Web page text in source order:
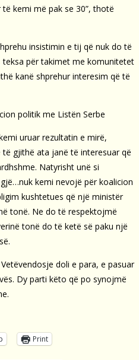
kemi më pak se 30”, thotë
insistimin e tij që nuk do të
teksa për takimet me komunitetet
kanë shprehur interesim që të
politik me Listën Serbe
uruar rezultatin e mirë,
gjithë ata janë të interesuar që
Natyrisht unë si
kemi nevojë për koalicion
kushtetues që një ministër
tonë. Ne do të respektojmë
tonë do të ketë së paku një
doli e para, e pasuar
Dy parti këto që po synojmë
Print